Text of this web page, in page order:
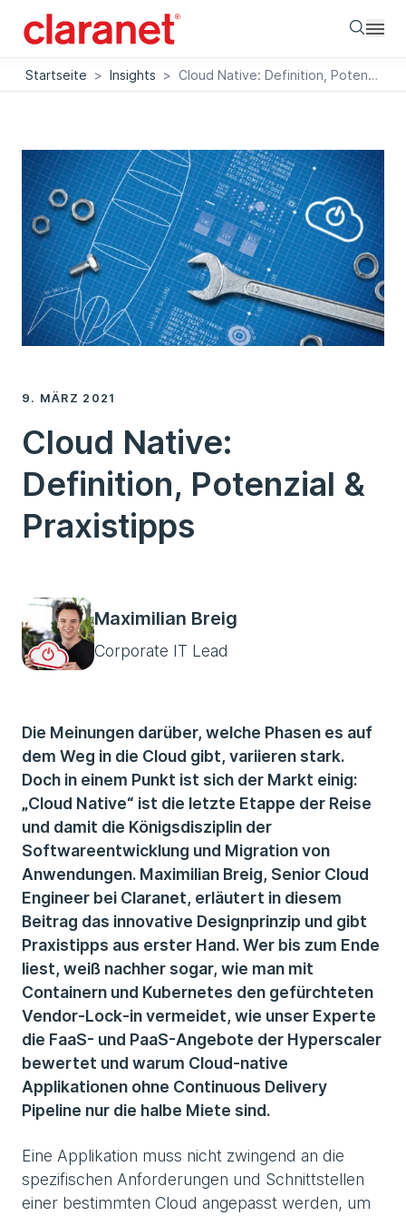
Startseite > Insights > Cloud Native: Definition, Potenzial & Praxistipps
9. MÄRZ 2021
Cloud Native:
Definition, Potenzial &
Praxistipps
Maximilian Breig
Corporate IT Lead
Die Meinungen darüber, welche Phasen es auf
dem Weg in die Cloud gibt, variieren stark.
Doch in einem Punkt ist sich der Markt einig:
„Cloud Native“ ist die letzte Etappe der Reise
und damit die Königsdisziplin der
Softwareentwicklung und Migration von
Anwendungen. Maximilian Breig, Senior Cloud
Engineer bei Claranet, erläutert in diesem
Beitrag das innovative Designprinzip und gibt
Praxistipps aus erster Hand. Wer bis zum Ende
liest, weiß nachher sogar, wie man mit
Containern und Kubernetes den gefürchteten
Vendor-Lock-in vermeidet, wie unser Experte
die FaaS- und PaaS-Angebote der Hyperscaler
bewertet und warum Cloud-native
Applikationen ohne Continuous Delivery
Pipeline nur die halbe Miete sind.
Eine Applikation muss nicht zwingend an die
spezifischen Anforderungen und Schnittstellen
einer bestimmten Cloud angepasst werden, um